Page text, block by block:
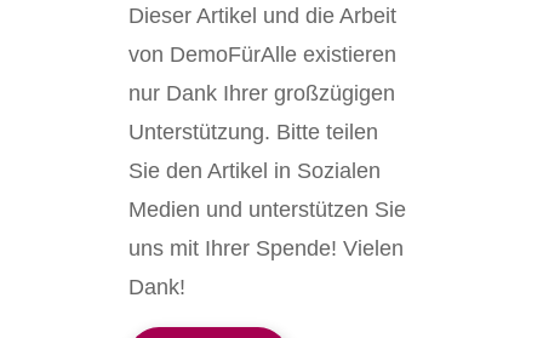
Dieser Artikel und die Arbeit
von DemoFürAlle existieren
nur Dank Ihrer großzügigen
Unterstützung. Bitte teilen
Sie den Artikel in Sozialen
Medien und unterstützen Sie
uns mit Ihrer Spende! Vielen
Dank!